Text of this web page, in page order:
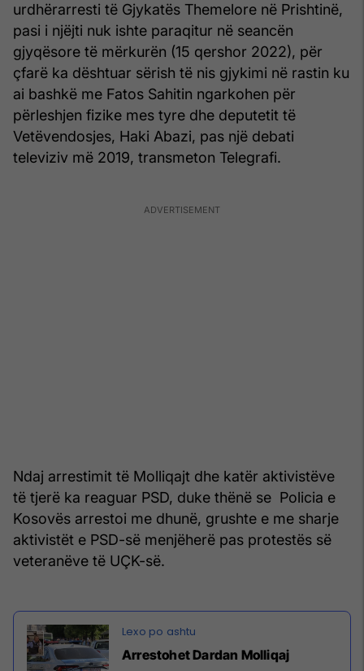
urdhërarresti të Gjykatës Themelore në Prishtinë,
pasi i njëjti nuk ishte paraqitur në seancën
gjyqësore të mërkurën (15 qershor 2022), për
çfarë ka dështuar sërish të nis gjykimi në rastin ku
ai bashkë me Fatos Sahitin ngarkohen për
përleshjen fizike mes tyre dhe deputetit të
Vetëvendosjes, Haki Abazi, pas një debati
televiziv më 2019, transmeton Telegrafi.
Ndaj arrestimit të Molliqajt dhe katër aktivistëve
të tjerë ka reaguar PSD, duke thënë se Policia e
Kosovës arrestoi me dhunë, grushte e me sharje
aktivistët e PSD-së menjëherë pas protestës së
veteranëve të UÇK-së.
Arrestohet Dardan Molliqaj